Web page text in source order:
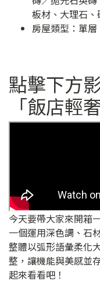
板材、大理石
房屋類型：單層
點擊下方
「飯店
今天要帶大家來開箱
一個運用深色調、石
整體以弧形語彙柔化
整，讓機能與美感並
起來看看吧！